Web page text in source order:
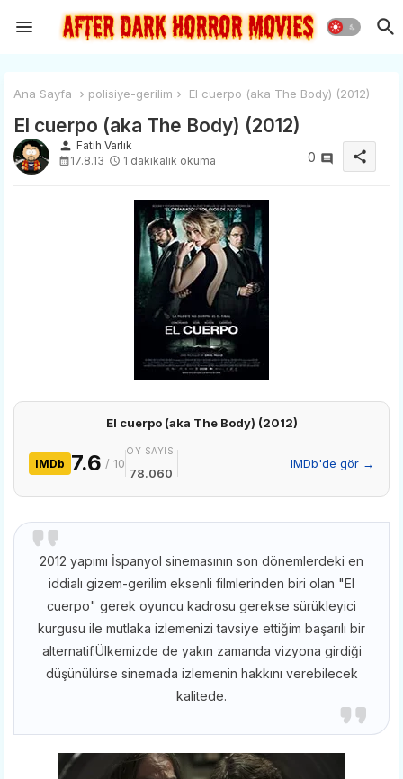
Ana Sayfa polisiye-gerilim El cuerpo (aka The Body) (2012)
El cuerpo (aka The Body) (2012)
person Fatih Varlık
17.8.13
1 dakikalık okuma 0 share
El cuerpo (aka The Body) (2012)
IMDb 7.6 / 10
OY SAYISI
78.060
IMDb'de gör →
2012 yapımı İspanyol sinemasının son dönemlerdeki en
iddialı gizem-gerilim eksenli filmlerinden biri olan "El
cuerpo" gerek oyuncu kadrosu gerekse sürükleyici
kurgusu ile mutlaka izlemenizi tavsiye ettiğim başarılı bir
alternatif.Ülkemizde de yakın zamanda vizyona girdiği
düşünülürse sinemada izlemenin hakkını verebilecek
kalitede.